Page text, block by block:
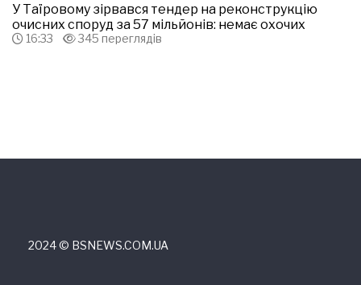
У Таїровому зірвався тендер на реконструкцію
очисних споруд за 57 мільйонів: немає охочих
16:33 345 переглядів
2024 © ВSNEWS.COM.UA